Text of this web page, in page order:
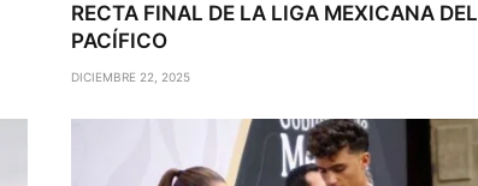
RECTA FINAL DE LA LIGA MEXICANA DEL
PACÍFICO
DICIEMBRE 22, 2025